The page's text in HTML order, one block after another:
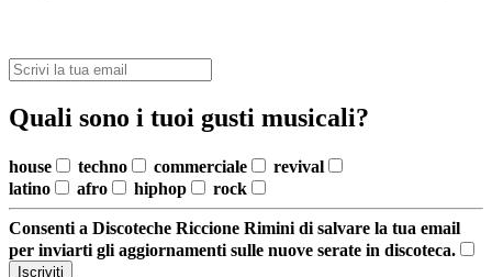
Quali sono i tuoi gusti musicali?
house techno commerciale
revival
latino
afro hiphop rock
Consenti a Discoteche Riccione Rimini di salvare la tua email
per inviarti gli aggiornamenti sulle nuove serate in discoteca.
Iscriviti